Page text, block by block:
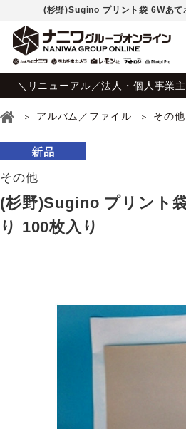
(杉野)Sugino プリント袋 6Wあて
＼リニューアル／法人・個人事業
アルバム／ファイル その他
その他
(杉野)Sugino プリント
り 100枚入り